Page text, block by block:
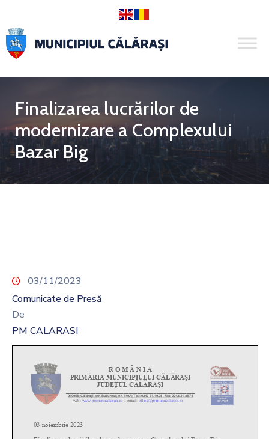
Finalizarea lucrărilor de
modernizare a Complexului
Bazar Big
03/11/2023
Comunicate de Presă
De
PM CALARASI